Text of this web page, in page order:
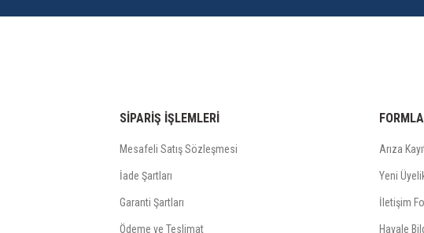
SİPARİŞ İŞLEMLERİ
Mesafeli Satış Sözleşmesi
İade Şartları
Garanti Şartları
Ödeme ve Teslimat
Arıza
Yeni
İletişim
Havale